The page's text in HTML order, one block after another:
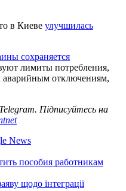
в Киеве улучшилась
сохраняется
лимиты потребления,
отключениям,
Підписуйтесь на
News
пособия работникам
щодо інтеграції